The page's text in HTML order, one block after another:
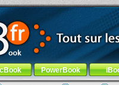
!
général-Aller au menu de
PowerBook